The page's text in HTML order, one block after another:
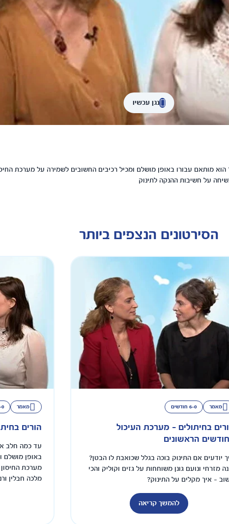
נגן עכשיו
מותאם עבורו באופן מושלם ומכיל רכיבים החשובים לשמירה על מערכת
על חשיבות ההנקה לתינוק
הסירטונים הנצפים ביותר
מאמר 6-0 חודשים
בחיתולים - מערכת העיכול
הראשונים
יודעים אם התינוק בוכה בגלל שכואבת לו הבטן?
מזרחי ונועם גונן משוחחות על גזים וקוליק והכי
- איך מקלים על התינוק?
להמשך קריאה
מאמר 6-0
הורים
עד כמה חלב
באופן מושלם
מערכת החיסון
מלכה חבלין